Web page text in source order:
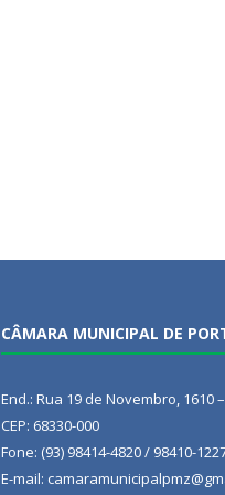
CÂMARA MUNICIPAL DE
End.: Rua 19 de Novembro, 1610
CEP: 68330-000
Fone: (93) 98414-4820 / 98410-
E-mail: